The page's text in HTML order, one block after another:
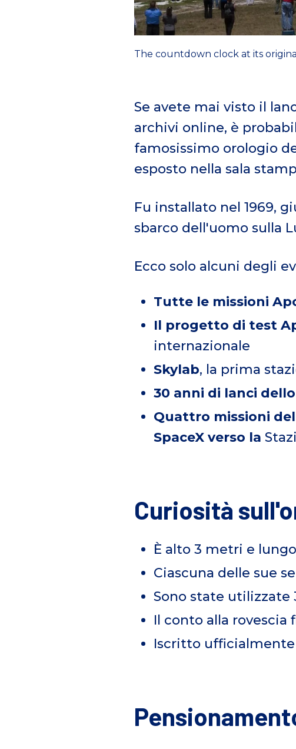
The countdown clock at its
Se avete mai visto il
archivi online, è
famosissimo orologio
esposto nella sala
Fu installato nel 1969,
sbarco dell'uomo sulla
Ecco solo alcuni degli
Tutte le missioni
Il progetto di test
internazionale
Skylab, la prima
30 anni di lanci
Quattro missioni
SpaceX verso la
Curiosità
È alto 3 metri e
Ciascuna delle sue
Sono state utilizzate
Il conto alla rovescia
Iscritto ufficialmente